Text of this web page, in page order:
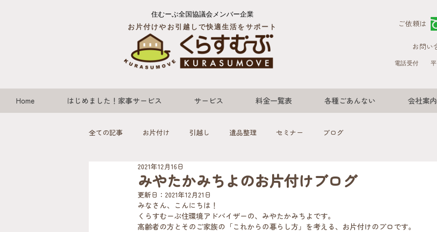
住むーぶ全国協議会メンバー企業
お片付けやお引越しで快適生活をサポート
ご依頼は
お問い
電話受付
Home はじめました！家事サービス サービス 料金一覧表 各種ごあんない 会社案内
全ての記事 お片付け 引越し 遺品整理 セミナー ブログ
みやたかみちよのお片付けブログ
2021年12月16日
更新日： 2021年12月21日
みなさん、こんにちは！
くらすむーぶ住環境アドバイザーの、みやたかみちよです。
高齢者の方とそのご家族の「これからの暮らし方」を考える、お片付けのプロです。